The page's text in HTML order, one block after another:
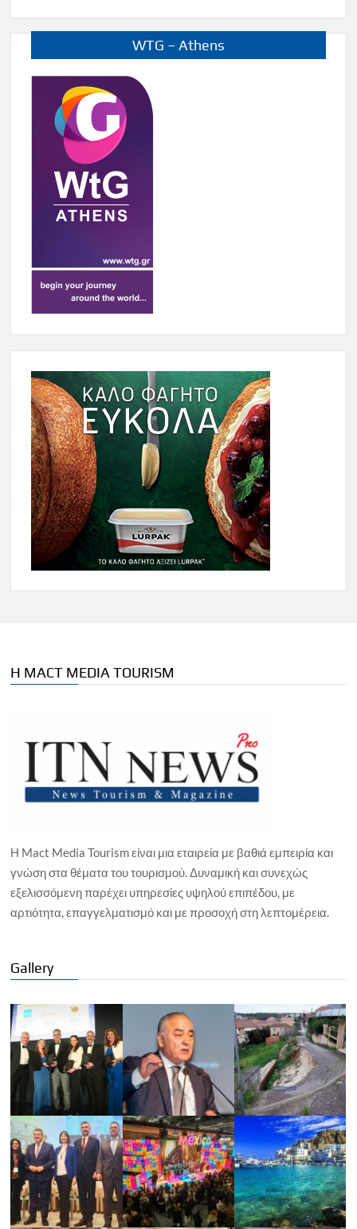
WTG – Athens
Η MACT MEDIA TOURISM
Η Mact Media Tourism είναι μια εταιρεία με βαθιά εμπειρία και
γνώση στα θέματα του τουρισμού. Δυναμική και συνεχώς
εξελισσόμενη παρέχει υπηρεσίες υψηλού επιπέδου, με
αρτιότητα, επαγγελματισμό και με προσοχή στη λεπτομέρεια.
Gallery